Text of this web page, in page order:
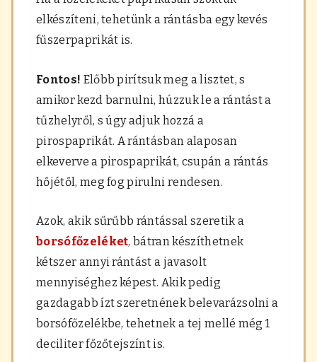
elkészíteni, tehetünk a rántásba egy kevés
fűszerpaprikát is.
Fontos! Előbb pirítsuk meg a lisztet, s
amikor kezd barnulni, húzzuk le a rántást a
tűzhelyről, s úgy adjuk hozzá a
pirospaprikát. A rántásban alaposan
elkeverve a pirospaprikát, csupán a rántás
hőjétől, meg fog pirulni rendesen.
Azok, akik sűrűbb rántással szeretik a
borsófőzeléket, bátran készíthetnek
kétszer annyi rántást a javasolt
mennyiséghez képest. Akik pedig
gazdagabb ízt szeretnének belevarázsolni a
borsófőzelékbe, tehetnek a tej mellé még 1
deciliter főzőtejszínt is.